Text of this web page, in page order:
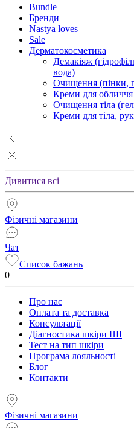
Bundle
Бренди
Nastya loves
Sale
Дерматокосметика
Демакіяж
вода)
Очищення (пінки,
Креми для обличчя
Очищення тіла
Креми для тіла, рук
Дивитися всі
Фізичні магазини
Чат
Список бажань
0
Про нас
Оплата та доставка
Консультації
Діагностика шкіри ШІ
Тест на тип шкіри
Програма лояльності
Блог
Контакти
Фізичні магазини